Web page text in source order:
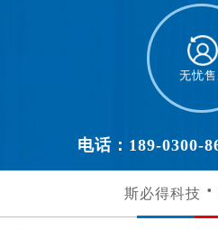
无忧
电话：189-0300-
斯必得科技